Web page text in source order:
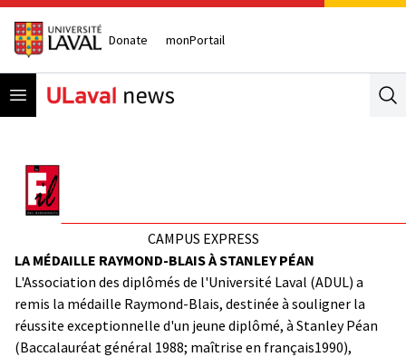
Donate monPortail
Open menu
CAMPUS EXPRESS
LA MÉDAILLE RAYMOND-BLAIS À STANLEY PÉAN
L'Association des diplômés de l'Université Laval (ADUL) a
remis la médaille Raymond-Blais, destinée à souligner la
réussite exceptionnelle d'un jeune diplômé, à Stanley Péan
(Baccalauréat général 1988; maîtrise en français1990),